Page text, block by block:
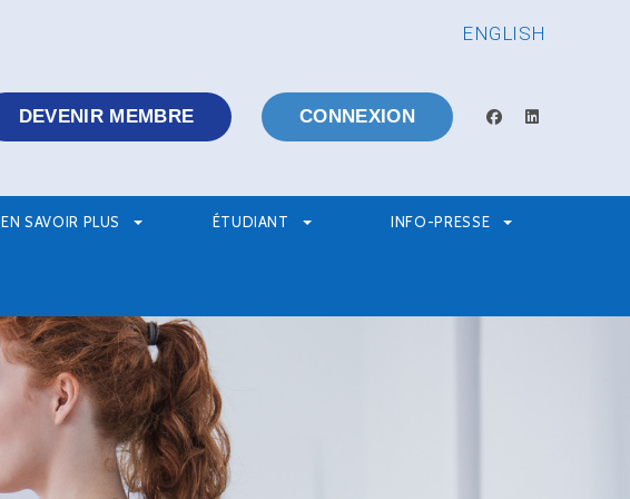
ENGLISH
DEVENIR MEMBRE CONNEXION facebook
EN SAVOIR PLUS ÉTUDIANT INFO-PRESSE